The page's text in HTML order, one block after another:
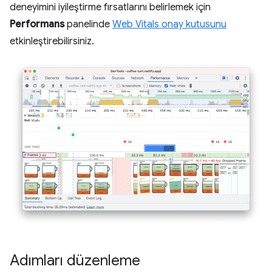
deneyimini iyileştirme fırsatlarını belirlemek için
Performanspanelinde Web Vitals onay kutusunu
etkinleştirebilirsiniz.
Adımları düzenleme